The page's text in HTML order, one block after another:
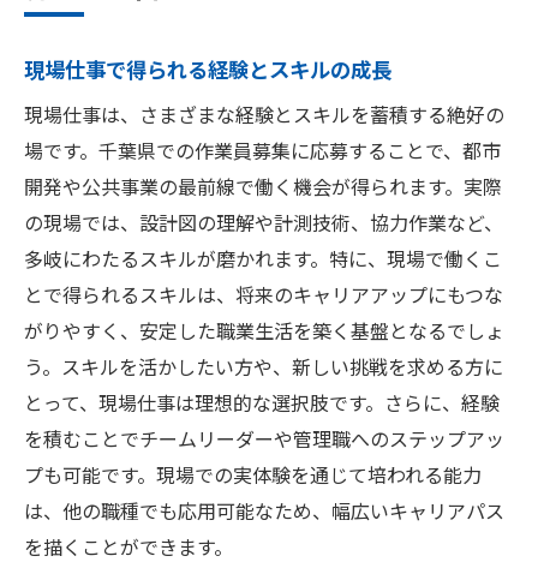
現場仕事で得られる経験とスキルの成長
現場仕事は、さまざまな経験とスキルを蓄積する絶好の
場です。千葉県での作業員募集に応募することで、都市
開発や公共事業の最前線で働く機会が得られます。実際
の現場では、設計図の理解や計測技術、協力作業など、
多岐にわたるスキルが磨かれます。特に、現場で働くこ
とで得られるスキルは、将来のキャリアアップにもつな
がりやすく、安定した職業生活を築く基盤となるでしょ
う。スキルを活かしたい方や、新しい挑戦を求める方に
とって、現場仕事は理想的な選択肢です。さらに、経験
を積むことでチームリーダーや管理職へのステップアッ
プも可能です。現場での実体験を通じて培われる能力
は、他の職種でも応用可能なため、幅広いキャリアパス
を描くことができます。